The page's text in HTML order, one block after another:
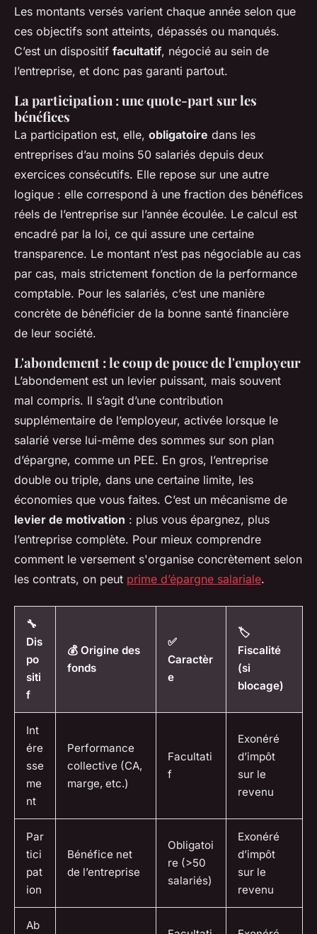
Les montants versés varient chaque année selon que
ces objectifs sont atteints, dépassés ou manqués.
C’est un dispositif facultatif, négocié au sein de
l’entreprise, et donc pas garanti partout.
La participation : une quote-part sur les
bénéfices
La participation est, elle, obligatoire dans les
entreprises d’au moins 50 salariés depuis deux
exercices consécutifs. Elle repose sur une autre
logique : elle correspond à une fraction des bénéfices
réels de l’entreprise sur l’année écoulée. Le calcul est
encadré par la loi, ce qui assure une certaine
transparence. Le montant n’est pas négociable au cas
par cas, mais strictement fonction de la performance
comptable. Pour les salariés, c’est une manière
concrète de bénéficier de la bonne santé financière
de leur société.
L'abondement : le coup de pouce de l'employeur
L’abondement est un levier puissant, mais souvent
mal compris. Il s’agit d’une contribution
supplémentaire de l’employeur, activée lorsque le
salarié verse lui-même des sommes sur son plan
d’épargne, comme un PEE. En gros, l’entreprise
double ou triple, dans une certaine limite, les
économies que vous faites. C’est un mécanisme de
levier de motivation : plus vous épargnez, plus
l’entreprise complète. Pour mieux comprendre
comment le versement s'organise concrètement selon
les contrats, on peut prime d’épargne salariale.
🔧
Dis
po
siti
f
💰 Origine des
fonds
✅
Caractèr
e
🏷️
Fiscalité
(si
blocage)
Int
ére
sse
me
nt
Performance
collective (CA,
marge, etc.)
Facultati
f
Exonéré
d’impôt
sur le
revenu
Par
tici
pat
ion
Bénéfice net
de l’entreprise
Obligatoi
re (>50
salariés)
Exonéré
d’impôt
sur le
revenu
Ab